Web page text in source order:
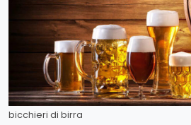
bicchieri di birra